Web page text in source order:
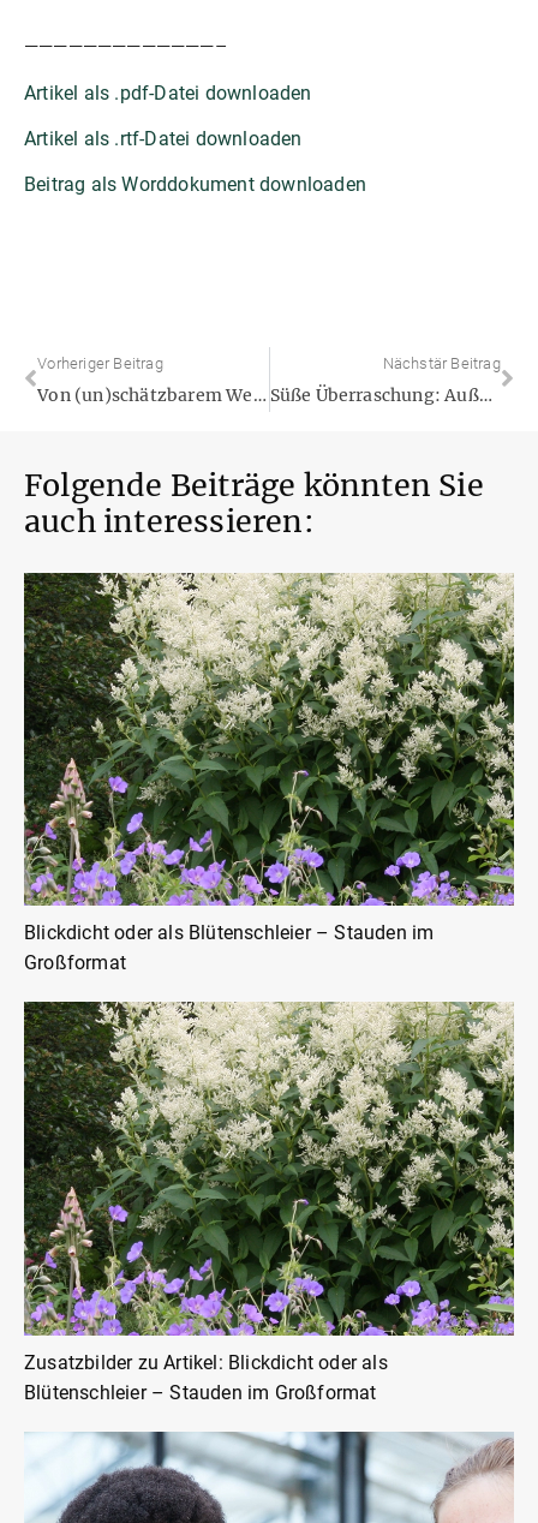
—————————————–
Artikel als .pdf-Datei downloaden
Artikel als .rtf-Datei downloaden
Beitrag als Worddokument downloaden
Vorheriger Beitrag
Von (un)schätzbarem Wert: Pilze und Pilzprodukte spielen in vielen Lebensbereichen eine wichtige Rolle
Nächstär Beitrag
Süße Überraschung: Außergewöhnliche Desserts und Kuchen mit Kultur-Speisepilzen
Folgende Beiträge könnten Sie
auch interessieren:
Blickdicht oder als Blütenschleier – Stauden im
Großformat
Zusatzbilder zu Artikel: Blickdicht oder als
Blütenschleier – Stauden im Großformat